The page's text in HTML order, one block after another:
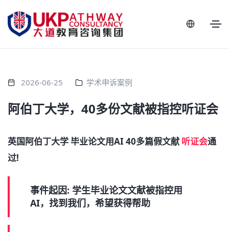
2026-06-25 学术申诉案例
阿伯丁大学，40多份文献被指控听证会
英国阿伯丁大学 毕业论文用AI 40多篇假文献 听证会通
过!
事件起因: 学生毕业论文文献被指控用
AI，找到我们，希望获得帮助